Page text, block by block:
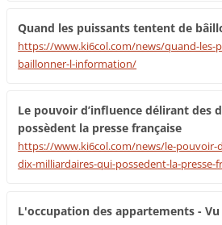
Quand les puissants tentent de
https://www.ki6col.com/news/quand-les-
baillonner-l-information/
Le pouvoir d’influence délirant des
possèdent la presse française
https://www.ki6col.com/news/le-pouvoir-
dix-milliardaires-qui-possedent-la-presse-
L'occupation des appartements -